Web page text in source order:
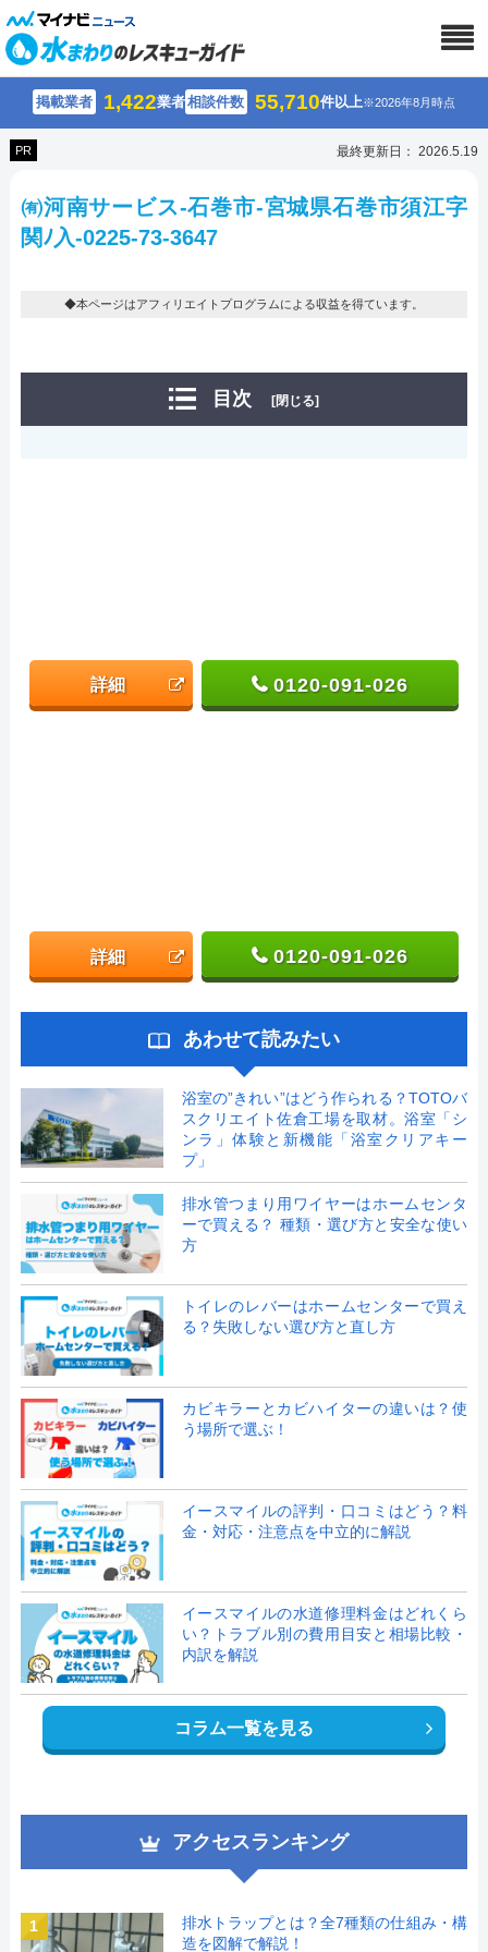
掲載業者 1,422業者相談件数 55,710件以上※2026年8月時点
PR 最終更新日： 2026.5.19
㈲河南サービス-石巻市-宮城県石巻市須江字
関ﾉ入-0225-73-3647
◆本ページはアフィリエイトプログラムによる収益を得ています。
目次 [閉じる]
詳細 0120-091-026
詳細 0120-091-026
あわせて読みたい
浴室の”きれい”はどう作られる？TOTOバ
スクリエイト佐倉工場を取材。浴室「シ
ンラ」体験と新機能「浴室クリアキー
プ」
排水管つまり用ワイヤーはホームセンタ
ーで買える？ 種類・選び方と安全な使い
方
トイレのレバーはホームセンターで買え
る？失敗しない選び方と直し方
カビキラーとカビハイターの違いは？使
う場所で選ぶ！
イースマイルの評判・口コミはどう？料
金・対応・注意点を中立的に解説
イースマイルの水道修理料金はどれくら
い？トラブル別の費用目安と相場比較・
内訳を解説
コラム一覧を見る
アクセスランキング
1
排水トラップとは？全7種類の仕組み・構
造を図解で解説！